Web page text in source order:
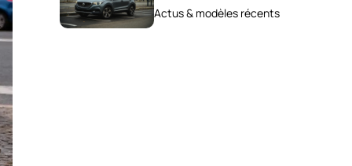
choisir pour 2026 ?
Actus & modèles récents